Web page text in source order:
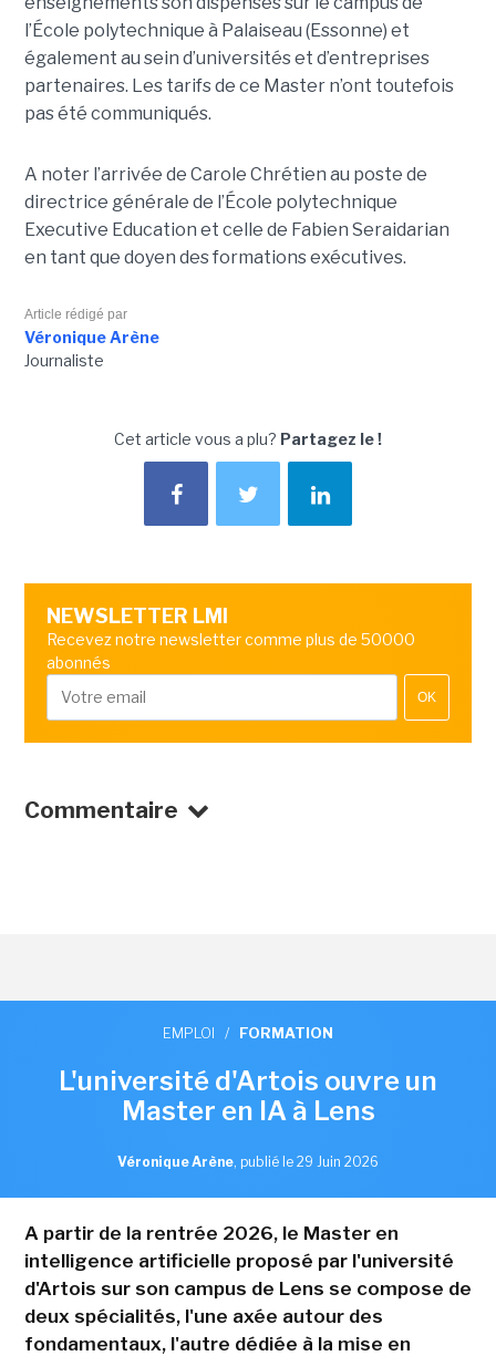
l’École polytechnique à Palaiseau (Essonne) et
également au sein d’universités et d’entreprises
partenaires. Les tarifs de ce Master n’ont toutefois
pas été communiqués.
A noter l’arrivée de Carole Chrétien au poste de
directrice générale de l’École polytechnique
Executive Education et celle de Fabien Seraidarian
en tant que doyen des formations exécutives.
Article rédigé par
Véronique Arène
Journaliste
Cet article vous a plu? Partagez le !
NEWSLETTER LMI
Recevez notre newsletter comme plus de 50000
abonnés
OK
Commentaire
EMPLOI / FORMATION
L'université d'Artois ouvre un
Master en IA à Lens
Véronique Arène, publié le 29 Juin 2026
A partir de la rentrée 2026, le Master en
intelligence artificielle proposé par l'université
d'Artois sur son campus de Lens se compose de
deux spécialités, l'une axée autour des
fondamentaux, l'autre dédiée à la mise en